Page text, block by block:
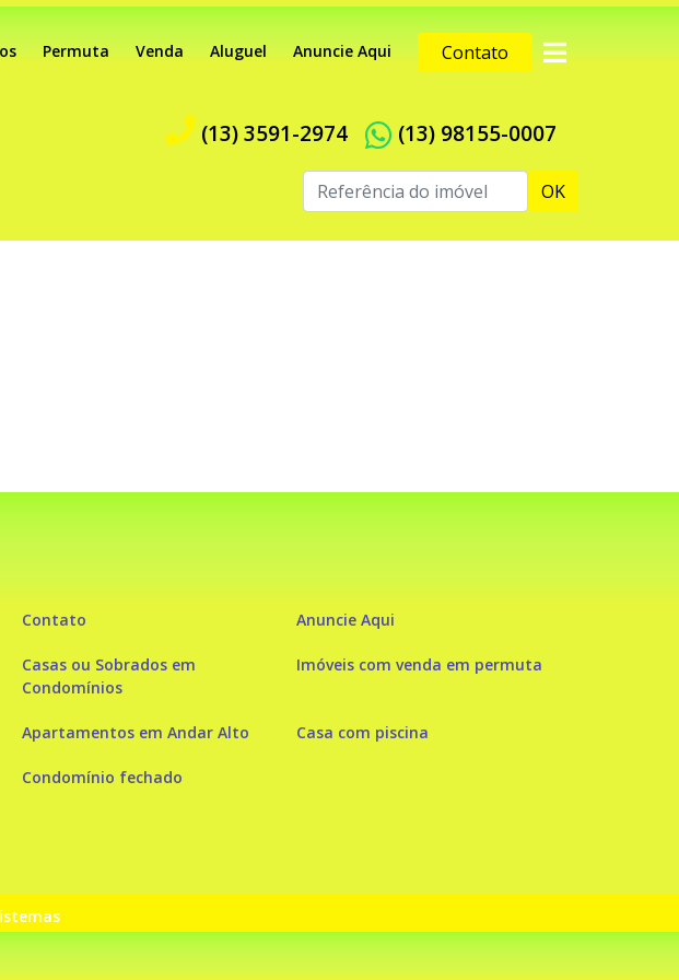
Permuta Venda Aluguel Anuncie Aqui Contato
(13) 3591-2974 (13) 98155-0007
OK
Contato Anuncie Aqui
Casas ou Sobrados em
Condomínios
Imóveis com venda em permuta
Apartamentos em Andar Alto Casa com piscina
Condomínio fechado